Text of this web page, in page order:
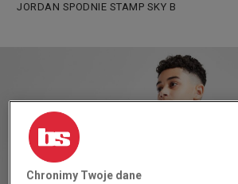
JORDAN SPODNIE STAMP SKY B
Chronimy Twoje dane